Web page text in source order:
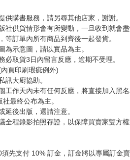
最後一邊想著「還是得認真運動一下啊
完全同意才請下標，下標後視同完全同意
供購書服務，請另尋其他店家，謝謝。
等訂單內所有商品到齊後一起發貨。
為示意圖，請以實品為主。